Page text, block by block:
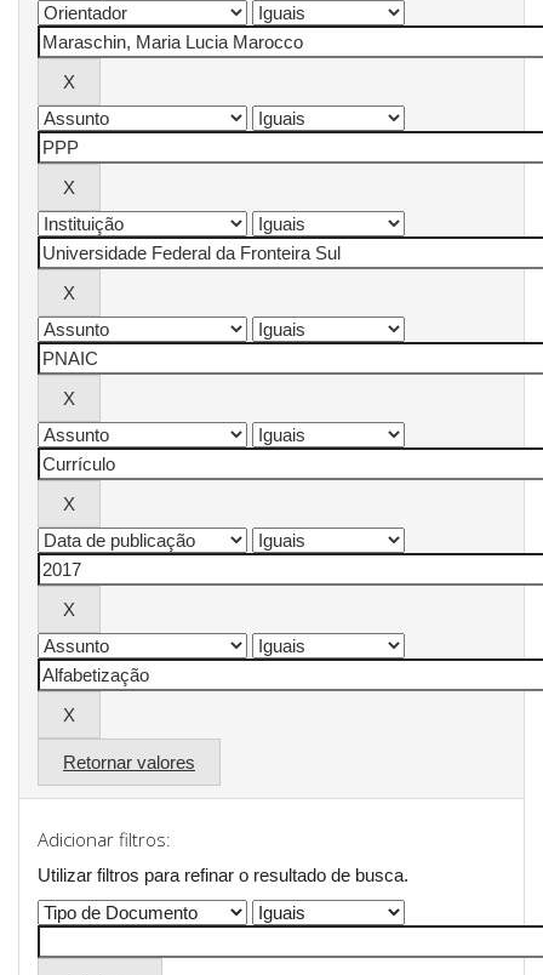
Retornar valores
Adicionar filtros:
Utilizar filtros para refinar o resultado de busca.